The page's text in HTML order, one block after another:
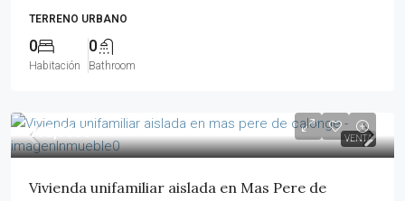
TERRENO URBANO
0
Habitación
0
Bathroom
VENTA
795,000€
Vivienda unifamiliar aislada en Mas Pere de